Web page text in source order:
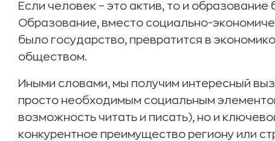
Если человек – это актив, то и
Образование, вместо социально-
было государство, превратится в
обществом.
Иными словами, мы получим интересный
просто необходимым социальным
возможность читать и писать), но и
конкурентное преимущество региону или